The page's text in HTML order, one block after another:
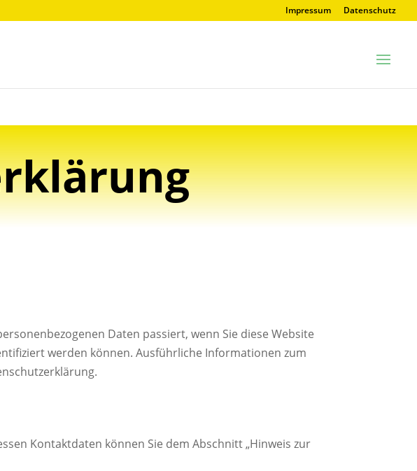
Impressum Datenschutz
Daten passiert, wenn Sie diese Website
werden können. Ausführliche Informationen zum
Kontaktdaten können Sie dem Abschnitt „Hinweis zur